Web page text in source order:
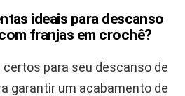
ideais para descanso
franjas em crochê?
para seu descanso de
garantir um acabamento de